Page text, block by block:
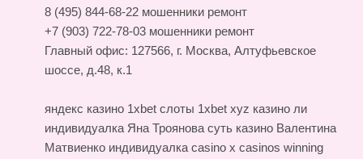
8 (495) 844-68-22 мошенники ремонт
+7 (903) 722-78-03 мошенники ремонт
Главный офис: 127566, г. Москва, Алтуфьевское
шоссе, д.48, к.1
яндекс казино 1xbet слоты 1xbet xyz казино ли
индивидуалка Яна Троянова суть казино Валентина
Матвиенко индивидуалка casino x casinos winning